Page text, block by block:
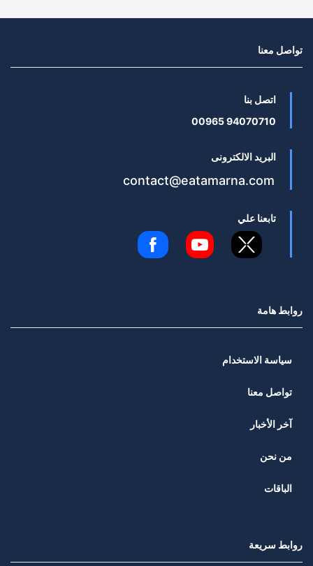
تواصل معنا
اتصل بنا
94070710 00965
البريد الالكترونى
contact@eatamarna.com
تابعنا علي
روابط هامة
سياسة الاستخدام
تواصل معنا
آخر الأخبار
من نحن
الباقات
روابط سريعة